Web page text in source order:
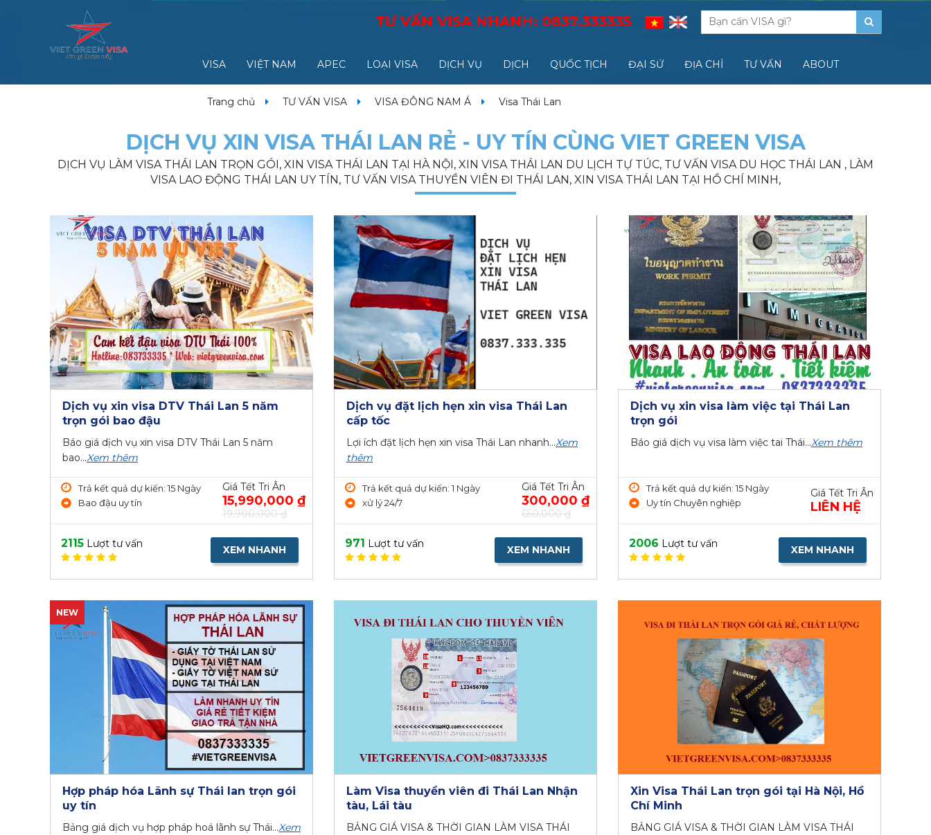
TƯ VẤN VISA NHANH: 0837.333335
VISA VIỆT NAM APEC LOẠI VISA DỊCH VỤ DỊCH QUỐC TỊCH ĐẠI SỨ ĐỊA CHỈ TƯ VẤN ABOUT
Trang chủ TƯ VẤN VISA VISA ĐÔNG NAM Á Visa Thái Lan
DỊCH VỤ XIN VISA THÁI LAN RẺ - UY TÍN CÙNG VIET GREEN VISA
DỊCH VỤ LÀM VISA THÁI LAN TRỌN GÓI, XIN VISA THÁI LAN TẠI HÀ NỘI, XIN VISA THÁI LAN DU LỊCH TỰ TÚC, TƯ VẤN VISA DU HỌC THÁI LAN , LÀM
VISA LAO ĐỘNG THÁI LAN UY TÍN, TƯ VẤN VISA THUYỀN VIÊN ĐI THÁI LAN, XIN VISA THÁI LAN TẠI HỒ CHÍ MINH,
Dịch vụ xin visa DTV Thái Lan 5 năm
trọn gói bao đậu
Báo giá dịch vụ xin visa DTV Thái Lan 5 năm
bao...Xem thêm
Trả kết quả dự kiến: 15 Ngày
Bao đậu uy tín
Giá Tết Tri Ân
15,990,000 ₫
19,900,000 ₫
2115 Lượt tư vấn XEM NHANH
Dịch vụ đặt lịch hẹn xin visa Thái Lan
cấp tốc
Lợi ích đặt lịch hẹn xin visa Thái Lan nhanh...Xem
thêm
Trả kết quả dự kiến: 1 Ngày
xử lý 24/7
Giá Tết Tri Ân
300,000 ₫
650,000 ₫
971 Lượt tư vấn XEM NHANH
Dịch vụ xin visa làm việc tại Thái Lan
trọn gói
Báo giá dịch vụ visa làm việc tai Thái...Xem thêm
Trả kết quả dự kiến: 15 Ngày
Uy tín Chuyên nghiệp
Giá Tết Tri Ân
LIÊN HỆ
2006 Lượt tư vấn XEM NHANH
NEW
Hợp pháp hóa Lãnh sự Thái lan trọn gói
uy tín
Bảng giá dịch vụ hợp pháp hoá lãnh sự Thái...Xem
Làm Visa thuyền viên đi Thái Lan Nhận
tàu, Lái tàu
BẢNG GIÁ VISA & THỜI GIAN LÀM VISA THÁI
Xin Visa Thái Lan trọn gói tại Hà Nội, Hồ
Chí Minh
BẢNG GIÁ VISA & THỜI GIAN LÀM VISA THÁI